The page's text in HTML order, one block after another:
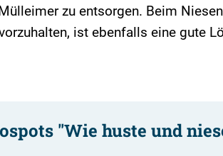
zu entsorgen. Beim
ist ebenfalls eine gute
"Wie huste und